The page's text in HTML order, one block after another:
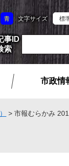
青 文字サイズ 標
事ID
索
市政情
> 市報むらかみ